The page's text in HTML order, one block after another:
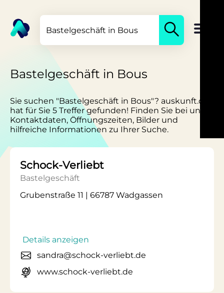
Bastelgeschäft in Bous
Sie suchen "Bastelgeschäft in Bous"? auskunft.de
hat für Sie 5 Treffer gefunden! Finden Sie bei uns
Kontaktdaten, Öffnungszeiten, Bilder und
hilfreiche Informationen zu Ihrer Suche.
Schock-Verliebt
Bastelgeschäft
Grubenstraße 11 | 66787 Wadgassen
Details anzeigen
sandra@schock-verliebt.de
www.schock-verliebt.de